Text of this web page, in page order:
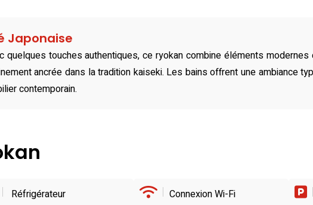
Japonaise
quelques touches authentiques, ce ryokan combine éléments modernes
ancrée dans la tradition kaiseki. Les bains offrent une ambiance
contemporain.
Réfrigérateur Connexion Wi-Fi